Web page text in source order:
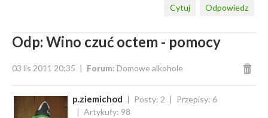
Odpowiedz
Cytuj
Odp: Wino czuć octem - pomocy
03 lis 2011 20:35 Forum: Domowe alkohole
p.ziemichod Posty: 2
Przepisy: 6
Artykuły: 98